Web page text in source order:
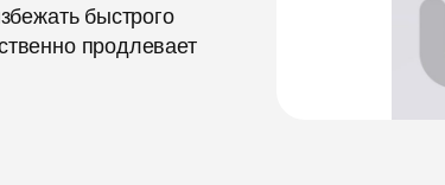
быстрого
продлевает